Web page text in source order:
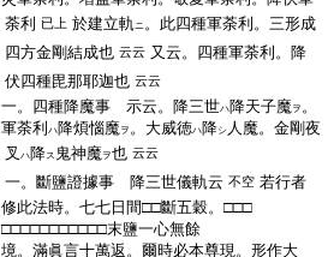
荼利 已上 於建立軌ニ。此四種軍荼利。三形成
四方金剛結成也 云云 又云。四種軍荼利。降
伏四種毘那耶迦也 云云
一。四種降魔事 示云。降三世ハ降天子魔ヲ 。
軍荼利 ハ降煩惱魔ヲ 。大威徳ハ降シ 人魔。金剛夜
叉 ハ降ス 鬼神魔ヲ也 云云
一。斷鹽證據事 降三世儀軌云 不空 若行者
修此法時。七七日間□□斷五穀。□□□
□□□□□□□□□□□末鹽一心無餘
境。滿眞言十萬返。爾時必本尊現。形作大